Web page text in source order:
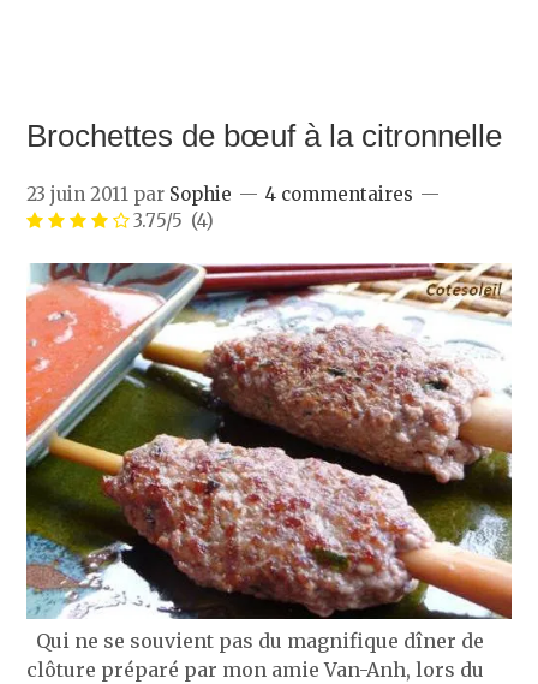
Brochettes de bœuf à la citronnelle
23 juin 2011 par Sophie
4 commentaires
3.75/5 (4)
Qui ne se souvient pas du magnifique dîner de
clôture préparé par mon amie Van-Anh, lors du